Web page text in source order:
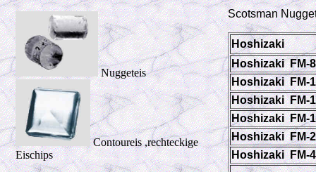
Nuggeteis
Contoureis ,rechteckige
Eischips
Scotsman
Hoshizaki
HoshizakiFM-
HoshizakiFM-
HoshizakiFM-
HoshizakiFM-
HoshizakiFM-
HoshizakiFM-